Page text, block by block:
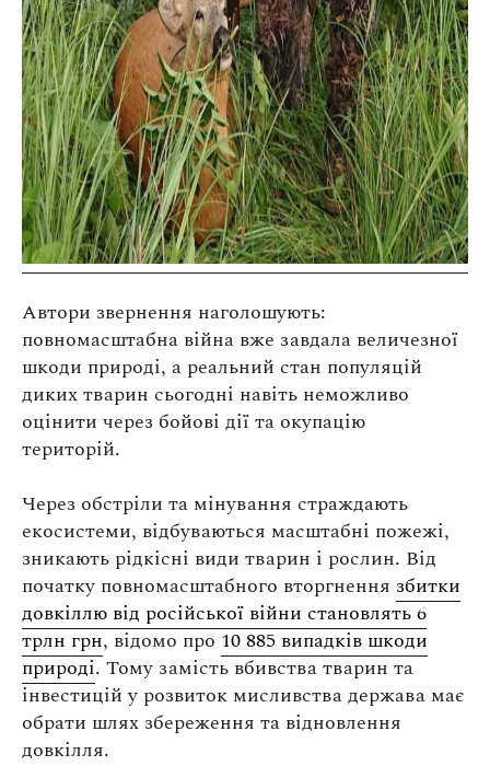
Автори звернення наголошують:
повномасштабна війна вже завдала величезної
шкоди природі, а реальний стан популяцій
диких тварин сьогодні навіть неможливо
оцінити через бойові дії та окупацію
територій.
Через обстріли та мінування страждають
екосистеми, відбуваються масштабні пожежі,
зникають рідкісні види тварин і рослин. Від
початку повномасштабного вторгнення збитки
довкіллю від російської війни становлять 6
трлн грн, відомо про 10 885 випадків шкоди
природі. Тому замість вбивства тварин та
інвестицій у розвиток мисливства держава має
обрати шлях збереження та відновлення
довкілля.